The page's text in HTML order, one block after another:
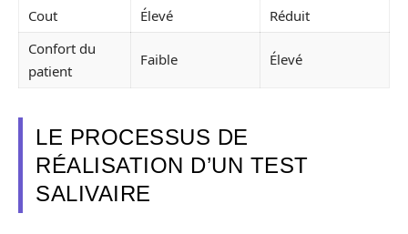
Cout
Élevé
Réduit
Confort du
patient
Faible Élevé
LE PROCESSUS DE
RÉALISATION D’UN TEST
SALIVAIRE